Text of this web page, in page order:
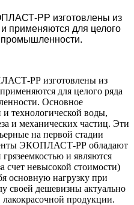
РР изготовлены из
применяются для целого
промышленности.
РР изготовлены из
для целого ряда
Основное
технологической воды,
и механических частиц. Эти
на первой стадии
ЭКОПЛАСТ-РР обладают
и являются
счет невысокой стоимости)
основную нагрузку при
своей дешевизны актуально
продукции.